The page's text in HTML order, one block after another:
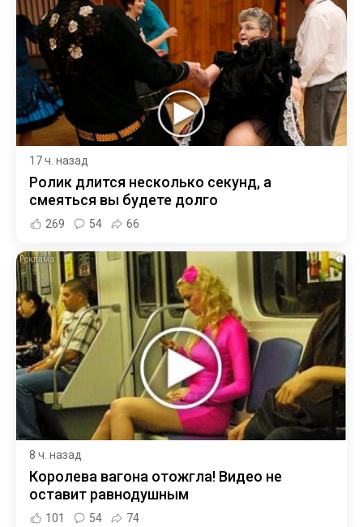
17 ч. назад
Ролик длится несколько секунд, а
смеяться вы будете долго
269 54 66
i
8 ч. назад
Королева вагона отожгла! Видео не
оставит равнодушным
101 54 74